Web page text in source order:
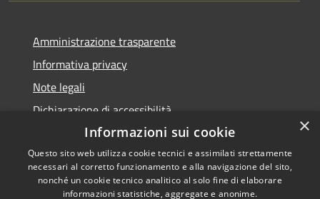
Amministrazione trasparente
Informativa privacy
Note legali
Dichiarazione di accessibilità
Copyright © 2026 • Comune di
×
Informazioni sui cookie
Questo sito web utilizza cookie tecnici e assimilati strettamente
necessari al corretto funzionamento e alla navigazione del sito,
nonché un cookie tecnico analitico al solo fine di elaborare
informazioni statistiche, aggregate e anonime.